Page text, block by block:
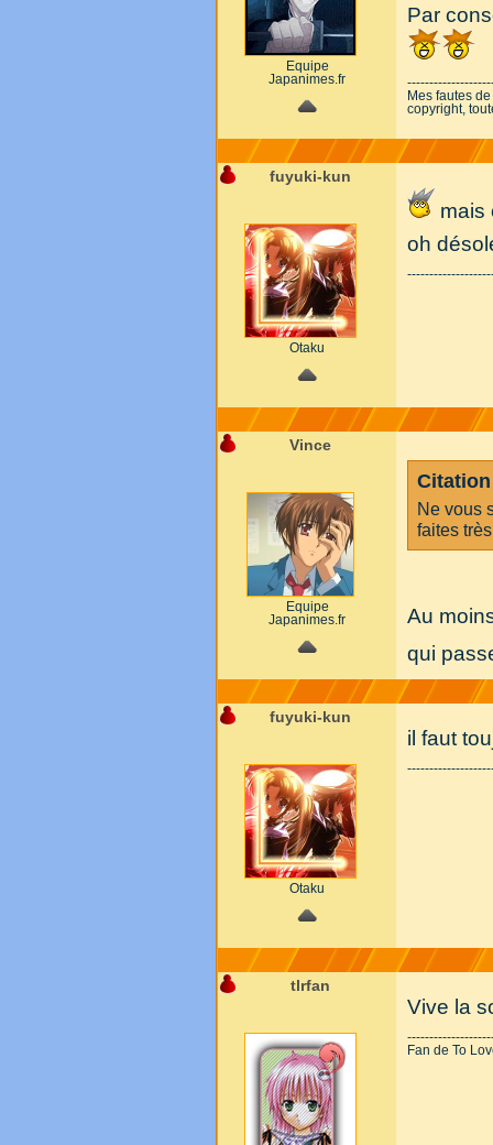
Equipe
Japanimes.fr
Par
Mes fautes
copyright,
fuyuki-kun
Otaku
mais
oh
Vince
Equipe
Japanimes.fr
Ne vous
faites
Au
qui
fuyuki-kun
Otaku
il faut
tlrfan
Vive la
Fan de To